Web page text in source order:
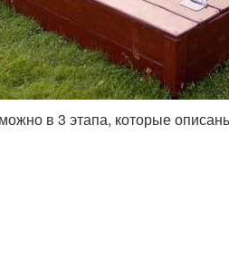
в 3 этапа, которые